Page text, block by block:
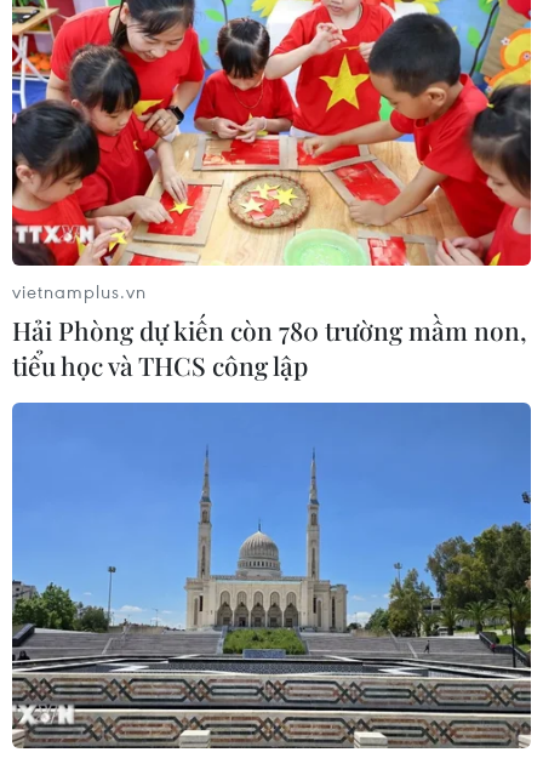
vietnamplus.vn
Hải Phòng dự kiến còn 780 trường mầm non,
tiểu học và THCS công lập